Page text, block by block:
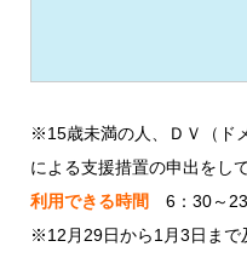
※15歳未満の人、ＤＶ（ド
による支援措置の申出をし
利用できる時間
6：30～
※12月29日から1月3日まで